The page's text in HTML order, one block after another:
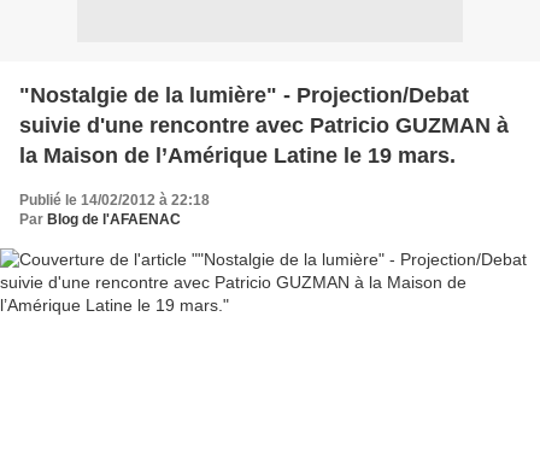
"Nostalgie de la lumière" - Projection/Debat
suivie d'une rencontre avec Patricio GUZMAN à
la Maison de l’Amérique Latine le 19 mars.
Publié le 14/02/2012 à 22:18
Par Blog de l'AFAENAC